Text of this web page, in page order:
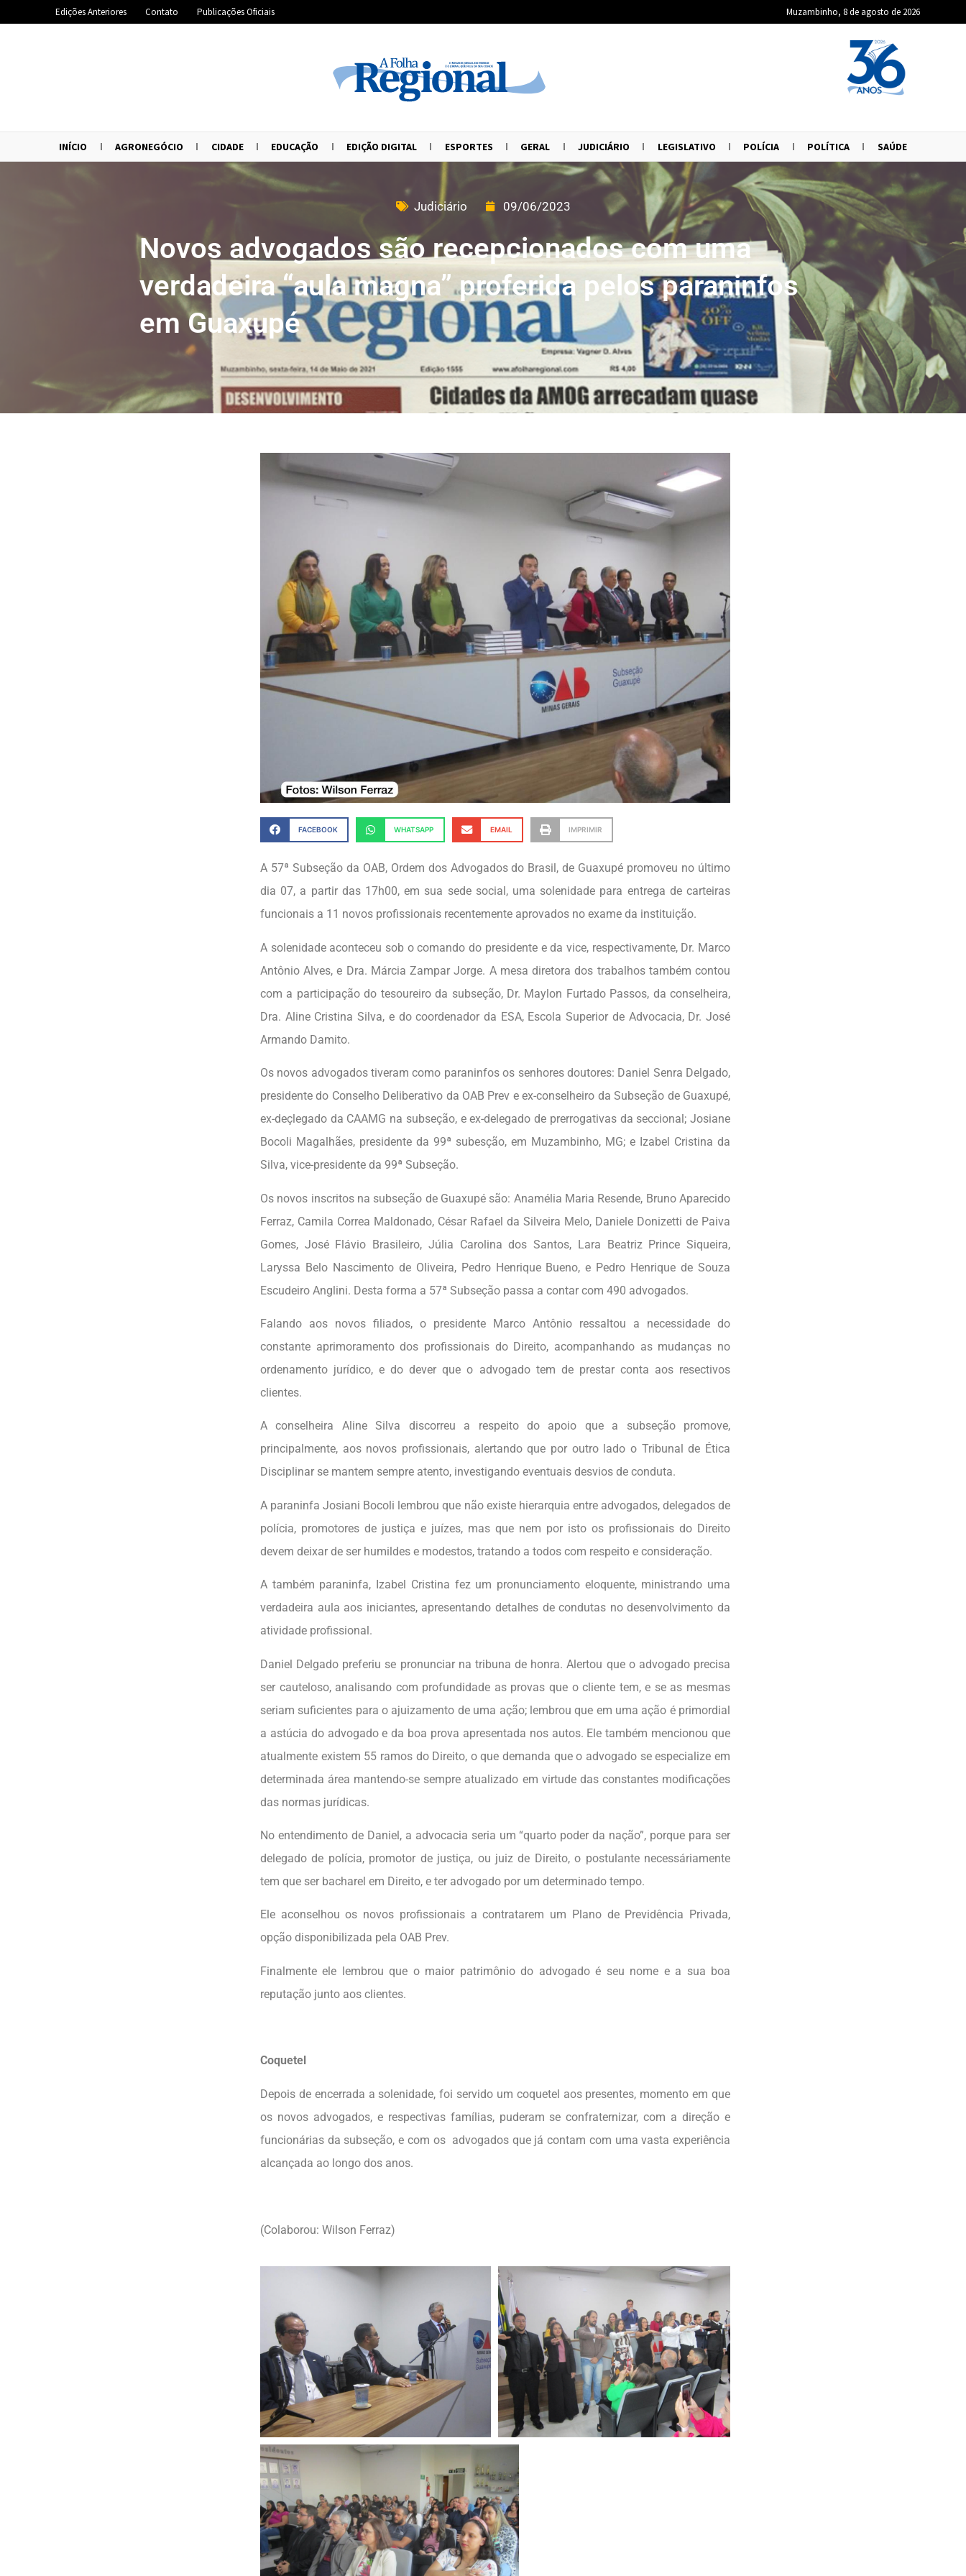
Edições Anteriores Contato Publicações Oficiais Muzambinho, 8 de agosto de 2026
INÍCIO AGRONEGÓCIO CIDADE EDUCAÇÃO EDIÇÃO DIGITAL ESPORTES GERAL JUDICIÁRIO LEGISLATIVO POLÍCIA POLÍTICA SAÚDE
Judiciário 09/06/2023
Novos advogados são recepcionados com uma
verdadeira “aula magna” proferida pelos paraninfos
em Guaxupé
FACEBOOK WHATSAPP EMAIL IMPRIMIR
A 57ª Subseção da OAB, Ordem dos Advogados do Brasil, de Guaxupé promoveu no último
dia 07, a partir das 17h00, em sua sede social, uma solenidade para entrega de carteiras
funcionais a 11 novos profissionais recentemente aprovados no exame da instituição.
A solenidade aconteceu sob o comando do presidente e da vice, respectivamente, Dr. Marco
Antônio Alves, e Dra. Márcia Zampar Jorge. A mesa diretora dos trabalhos também contou
com a participação do tesoureiro da subseção, Dr. Maylon Furtado Passos, da conselheira,
Dra. Aline Cristina Silva, e do coordenador da ESA, Escola Superior de Advocacia, Dr. José
Armando Damito.
Os novos advogados tiveram como paraninfos os senhores doutores: Daniel Senra Delgado,
presidente do Conselho Deliberativo da OAB Prev e ex-conselheiro da Subseção de Guaxupé,
ex-deçlegado da CAAMG na subseção, e ex-delegado de prerrogativas da seccional; Josiane
Bocoli Magalhães, presidente da 99ª subesção, em Muzambinho, MG; e Izabel Cristina da
Silva, vice-presidente da 99ª Subseção.
Os novos inscritos na subseção de Guaxupé são: Anamélia Maria Resende, Bruno Aparecido
Ferraz, Camila Correa Maldonado, César Rafael da Silveira Melo, Daniele Donizetti de Paiva
Gomes, José Flávio Brasileiro, Júlia Carolina dos Santos, Lara Beatriz Prince Siqueira,
Laryssa Belo Nascimento de Oliveira, Pedro Henrique Bueno, e Pedro Henrique de Souza
Escudeiro Anglini. Desta forma a 57ª Subseção passa a contar com 490 advogados.
Falando aos novos filiados, o presidente Marco Antônio ressaltou a necessidade do
constante aprimoramento dos profissionais do Direito, acompanhando as mudanças no
ordenamento jurídico, e do dever que o advogado tem de prestar conta aos resectivos
clientes.
A conselheira Aline Silva discorreu a respeito do apoio que a subseção promove,
principalmente, aos novos profissionais, alertando que por outro lado o Tribunal de Ética
Disciplinar se mantem sempre atento, investigando eventuais desvios de conduta.
A paraninfa Josiani Bocoli lembrou que não existe hierarquia entre advogados, delegados de
polícia, promotores de justiça e juízes, mas que nem por isto os profissionais do Direito
devem deixar de ser humildes e modestos, tratando a todos com respeito e consideração.
A também paraninfa, Izabel Cristina fez um pronunciamento eloquente, ministrando uma
verdadeira aula aos iniciantes, apresentando detalhes de condutas no desenvolvimento da
atividade profissional.
Daniel Delgado preferiu se pronunciar na tribuna de honra. Alertou que o advogado precisa
ser cauteloso, analisando com profundidade as provas que o cliente tem, e se as mesmas
seriam suficientes para o ajuizamento de uma ação; lembrou que em uma ação é primordial
a astúcia do advogado e da boa prova apresentada nos autos. Ele também mencionou que
atualmente existem 55 ramos do Direito, o que demanda que o advogado se especialize em
determinada área mantendo-se sempre atualizado em virtude das constantes modificações
das normas jurídicas.
No entendimento de Daniel, a advocacia seria um “quarto poder da nação”, porque para ser
delegado de polícia, promotor de justiça, ou juiz de Direito, o postulante necessáriamente
tem que ser bacharel em Direito, e ter advogado por um determinado tempo.
Ele aconselhou os novos profissionais a contratarem um Plano de Previdência Privada,
opção disponibilizada pela OAB Prev.
Finalmente ele lembrou que o maior patrimônio do advogado é seu nome e a sua boa
reputação junto aos clientes.
Coquetel
Depois de encerrada a solenidade, foi servido um coquetel aos presentes, momento em que
os novos advogados, e respectivas famílias, puderam se confraternizar, com a direção e
funcionárias da subseção, e com os advogados que já contam com uma vasta experiência
alcançada ao longo dos anos.
(Colaborou: Wilson Ferraz)